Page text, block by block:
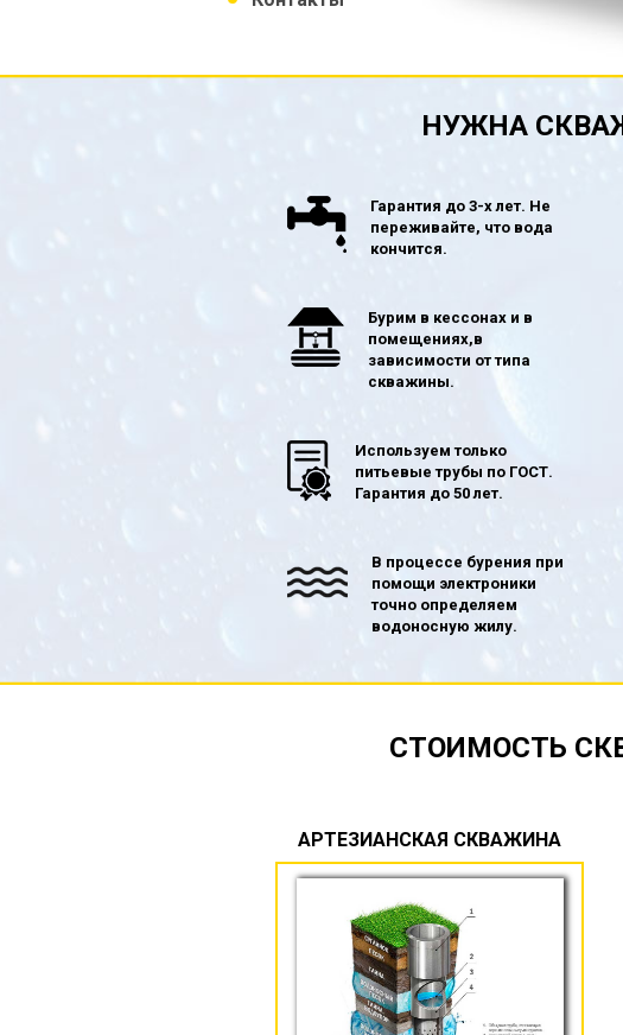
НУЖНА
Гарантия до 3-х лет. Не
переживайте, что вода
кончится.
Бурим в кессонах и в
помещениях,в
зависимости от типа
скважины.
Используем только
питьевые трубы по ГОСТ.
Гарантия до 50 лет.
В процессе бурения при
помощи электроники
точно определяем
водоносную жилу.
СТОИМОСТЬ
АРТЕЗИАНСКАЯ СКВАЖИНА